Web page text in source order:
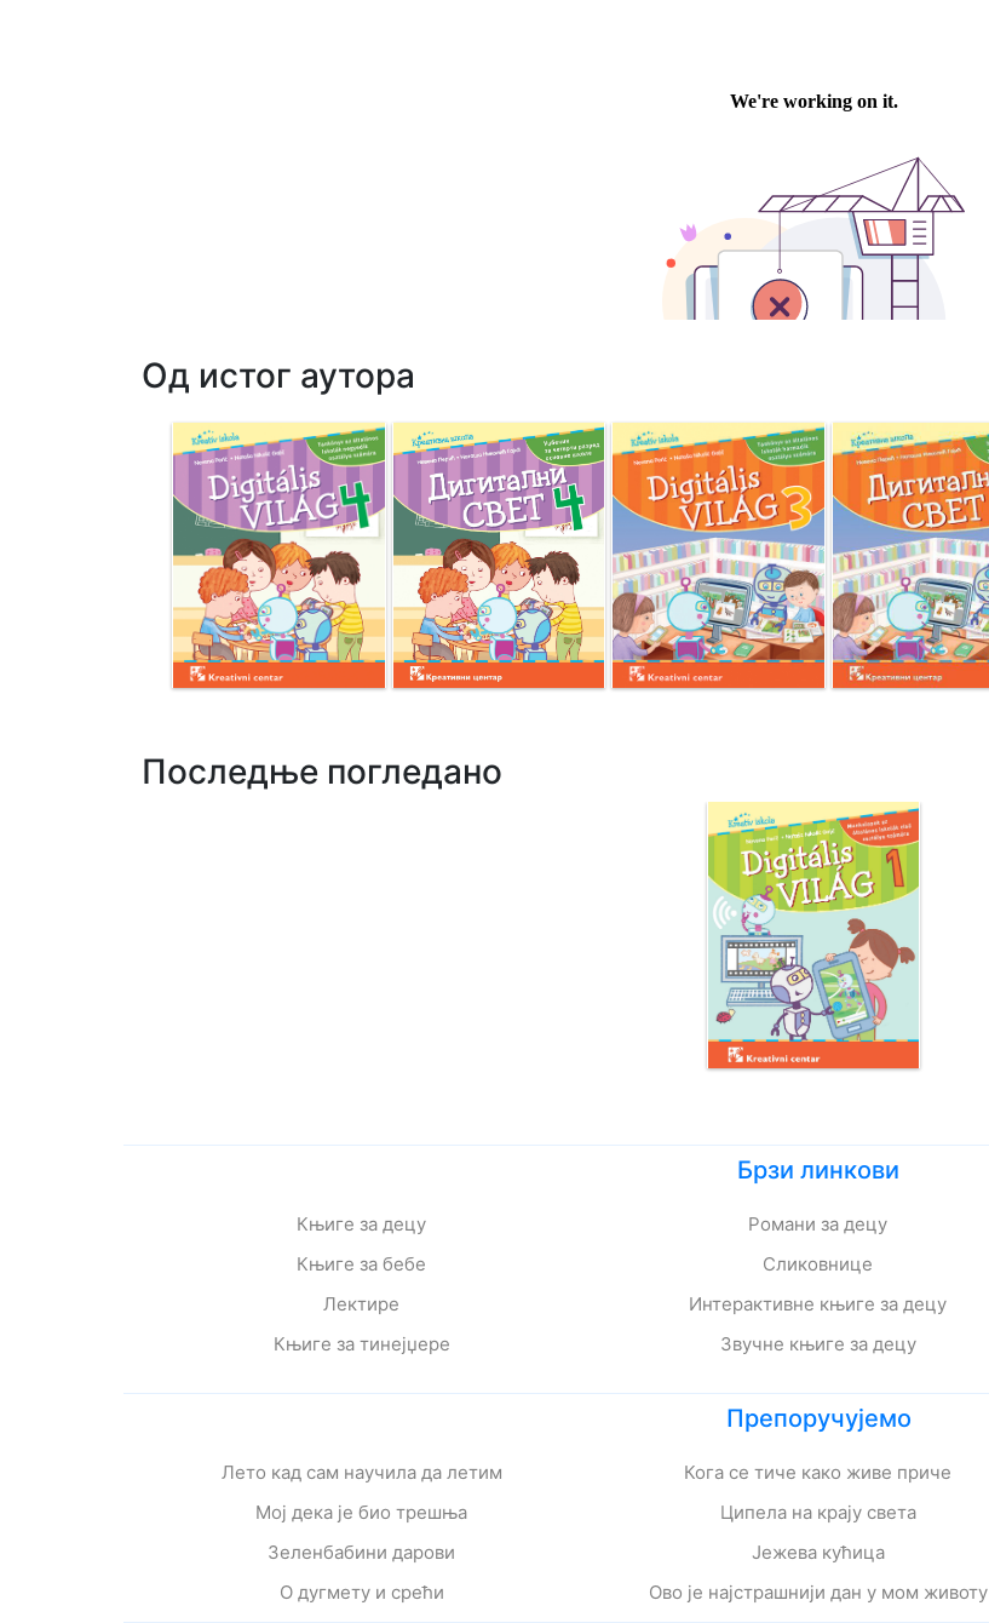
Од истог аутора
Последње погледано
Брзи линкови
Књиге за децу
Књиге за бебе
Лектире
Књиге за тинејџере
Романи за децу
Сликовнице
Интерактивне књиге за децу
Звучне књиге за децу
Препоручујемо
Лето кад сам научила да летим
Мој дека је био трешња
Зеленбабини дарови
О дугмету и срећи
Кога се тиче како живе приче
Ципела на крају света
Јежева кућица
Ово је најстрашнији дан у мом животу